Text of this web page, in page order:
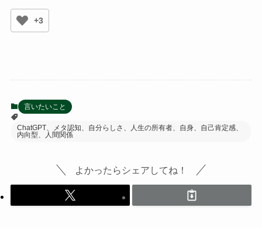
+3
言いたいこと
ChatGPT、メタ認知、自分らしさ、人生の所有者、自身、自己肯定感、
内向型、人間関係
よかったらシェアしてね！